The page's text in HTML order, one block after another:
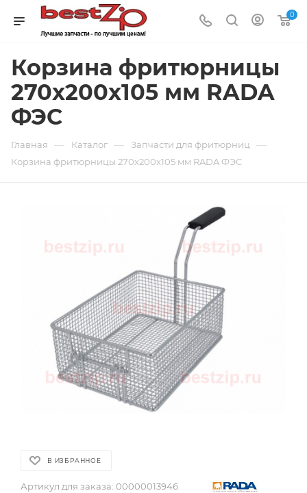
0
Корзина фритюрницы
270x200x105 мм RADA
ФЭС
Главная — Каталог — Запчасти для фритюрниц —
Корзина фритюрницы 270x200x105 мм RADA ФЭС
В ИЗБРАННОЕ
Артикул для заказа: 00000013946